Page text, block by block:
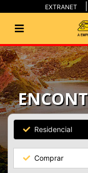
EXTRANET
Residencial
Comprar